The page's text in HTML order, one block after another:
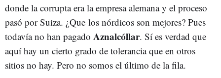
donde la corrupta era la empresa alemana y el proceso
pasó por Suiza. ¿Que los nórdicos son mejores? Pues
todavía no han pagado Aznalcóllar. Sí es verdad que
aquí hay un cierto grado de tolerancia que en otros
sitios no hay. Pero no somos el último de la fila.